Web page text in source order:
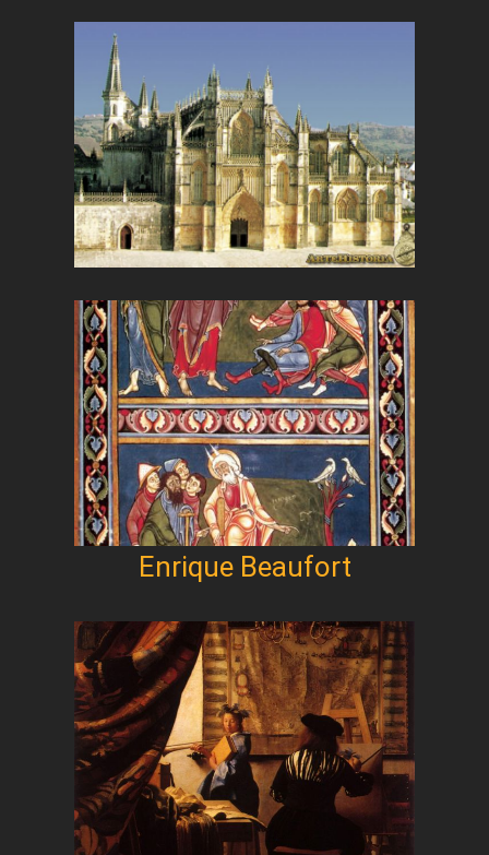
Enrique Beaufort